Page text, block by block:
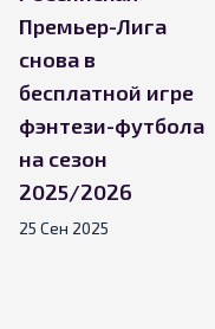
Премьер-Лига
снова в
бесплатной игре
фэнтези-футбола
на сезон
2025/2026
25 Сен 2025